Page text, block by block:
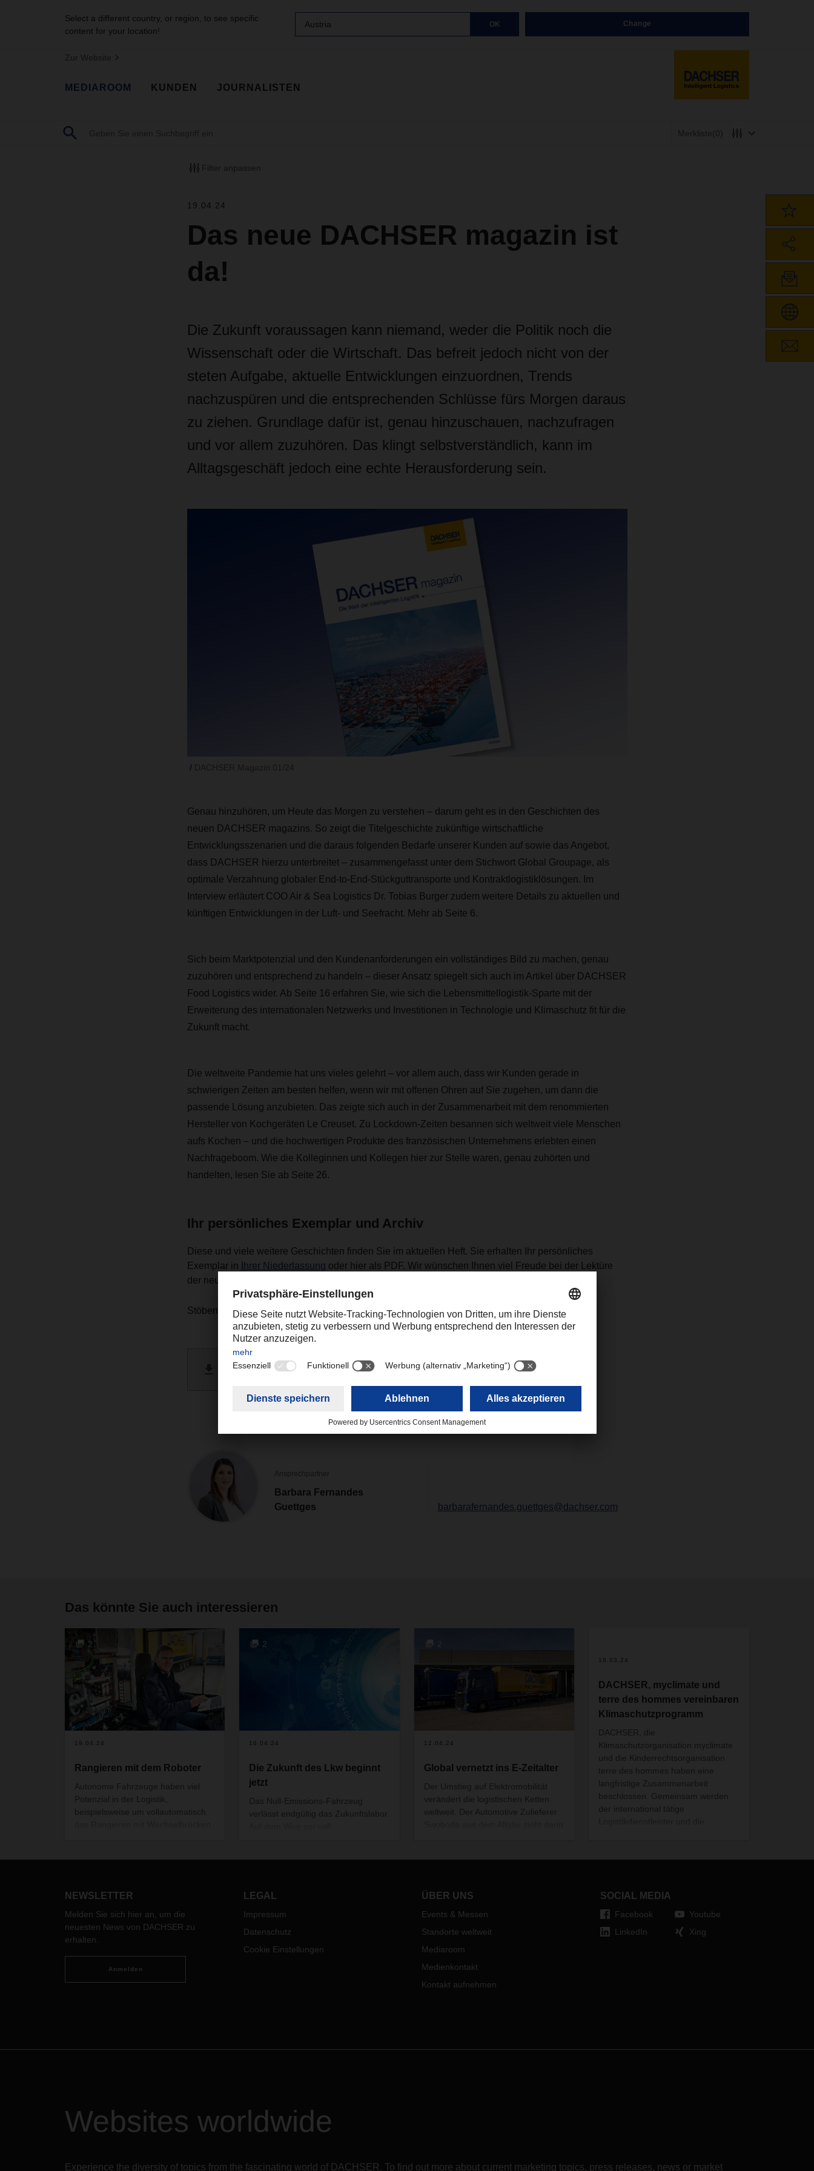
Select a different country, or region, to see specific
content for your location!
Austria OK Change
Zur Website
MEDIAROOM KUNDEN JOURNALISTEN
Merkliste(0)
Filter anpassen
19.04.24
Das neue DACHSER magazin ist
da!
Die Zukunft voraussagen kann niemand, weder die Politik noch die
Wissenschaft oder die Wirtschaft. Das befreit jedoch nicht von der
steten Aufgabe, aktuelle Entwicklungen einzuordnen, Trends
nachzuspüren und die entsprechenden Schlüsse fürs Morgen daraus
zu ziehen. Grundlage dafür ist, genau hinzuschauen, nachzufragen
und vor allem zuzuhören. Das klingt selbstverständlich, kann im
Alltagsgeschäft jedoch eine echte Herausforderung sein.
Genau hinzuhören, um Heute das Morgen zu verstehen – darum geht es in den Geschichten des
neuen DACHSER magazins. So zeigt die Titelgeschichte zukünftige wirtschaftliche
Entwicklungsszenarien und die daraus folgenden Bedarfe unserer Kunden auf sowie das Angebot,
dass DACHSER hierzu unterbreitet – zusammengefasst unter dem Stichwort Global Groupage, als
optimale Verzahnung globaler End-to-End-Stückguttransporte und Kontraktlogistiklösungen. Im
Interview erläutert COO Air & Sea Logistics Dr. Tobias Burger zudem weitere Details zu aktuellen und
künftigen Entwicklungen in der Luft- und Seefracht. Mehr ab Seite 6.
Sich beim Marktpotenzial und den Kundenanforderungen ein vollständiges Bild zu machen, genau
zuzuhören und entsprechend zu handeln – dieser Ansatz spiegelt sich auch im Artikel über DACHSER
Food Logistics wider. Ab Seite 16 erfahren Sie, wie sich die Lebensmittellogistik-Sparte mit der
Erweiterung des internationalen Netzwerks und Investitionen in Technologie und Klimaschutz fit für die
Zukunft macht.
Die weltweite Pandemie hat uns vieles gelehrt – vor allem auch, dass wir Kunden gerade in
schwierigen Zeiten am besten helfen, wenn wir mit offenen Ohren auf Sie zugehen, um dann die
passende Lösung anzubieten. Das zeigte sich auch in der Zusammenarbeit mit dem renommierten
Hersteller von Kochgeräten Le Creuset. Zu Lockdown-Zeiten besannen sich weltweit viele Menschen
aufs Kochen – und die hochwertigen Produkte des französischen Unternehmens erlebten einen
Nachfrageboom. Wie die Kolleginnen und Kollegen hier zur Stelle waren, genau zuhörten und
handelten, lesen Sie ab Seite 26.
Ihr persönliches Exemplar und Archiv
Diese und viele weitere Geschichten finden Sie im aktuellen Heft. Sie erhalten Ihr persönliches
Exemplar in
Ihrer Niederlassung oder hier als PDF. Wir wünschen Ihnen viel Freude bei der Lektüre
der neuen Ausgabe.
Stöbern Sie auch gerne in unseren älterenDACHSER magazin Ausgaben.
DACHSER Magazine 01/24
Ansprechpartner
Barbara Fernandes
Guettges
barbarafernandes.guettges@dachser.com
Das könnte Sie auch interessieren
2
19.04.24
Rangieren mit dem Roboter
Autonome Fahrzeuge haben viel
Potenzial in der Logistik,
beispielsweise um vollautomatisch
Speditionshof sicher und effizient
im Echtbetrieb geforscht.
2
16.04.24
Die Zukunft des Lkw beginnt
jetzt
Das Null-Emissions-Fahrzeug
verlässt endgültig das Zukunftslabor.
12.04.24
Global vernetzt ins E-Zeitalter
Der Umstieg auf Elektromobilität
verändert die logistischen Ketten
weltweit. Der Automotive Zulieferer
weltweiten Lieferketten dafür neu
18.03.24
DACHSER, myclimate und
terre des hommes vereinbaren
Klimaschutzprogramm
DACHSER, die
Klimaschutzorganisation myclimate
und die Kinderrechtsorganisation
terre des hommes haben eine
langfristige Zusammenarbeit
beschlossen. Gemeinsam werden
der international tätige
ins Leben rufen oder bestehende
im Dezember 2023 unterzeichnet.
NEWSLETTER
Melden Sie sich hier an, um die
neuesten News von DACHSER zu
erhalten.
Anmelden
LEGAL
Impressum
Datenschutz
Cookie Einstellungen
ÜBER UNS
Events & Messen
Standorte weltweit
Mediaroom
Medienkontakt
Kontakt aufnehmen
SOCIAL MEDIA
Facebook
LinkedIn
Youtube
Xing
Websites worldwide
Experience the diversity of topics from the fascinating world of DACHSER. To find out more about current marketing topics, press releases, news or market